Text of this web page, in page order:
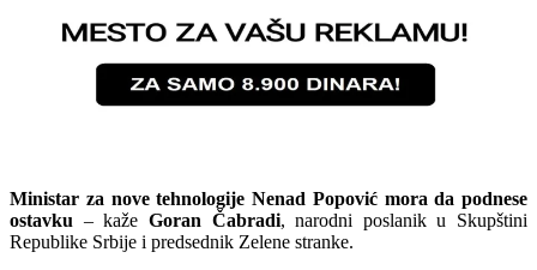
Ministar za nove tehnologije Nenad Popović mora da podnese
ostavku – kaže Goran Čabradi, narodni poslanik u Skupštini
Republike Srbije i predsednik Zelene stranke.